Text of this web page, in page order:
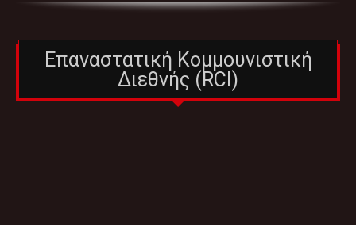
Επαναστατική Κομμουνιστική
Διεθνής (RCI)